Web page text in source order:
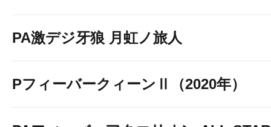
PA激デジ牙狼 月虹ノ旅人
PフィーバークィーンⅡ（2020年）